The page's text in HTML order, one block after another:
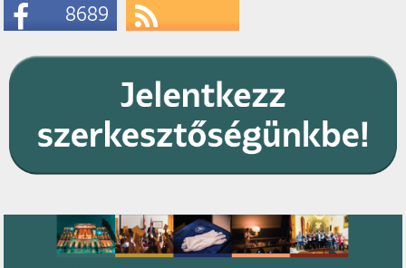
8689
Subscribe